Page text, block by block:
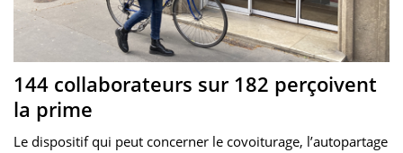
144 collaborateurs sur 182 perçoivent
la prime
Le dispositif qui peut concerner le covoiturage, l’autopartage